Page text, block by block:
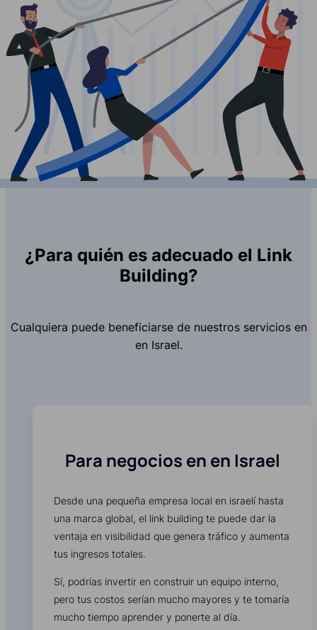
¿Para quién es adecuado el Link
Building?
Cualquiera puede beneficiarse de nuestros servicios en
en Israel.
Para negocios en en Israel
Desde una pequeña empresa local en israelí hasta
una marca global, el link building te puede dar la
ventaja en visibilidad que genera tráfico y aumenta
tus ingresos totales.
Sí, podrías invertir en construir un equipo interno,
pero tus costos serían mucho mayores y te tomaría
mucho tiempo aprender y ponerte al día.